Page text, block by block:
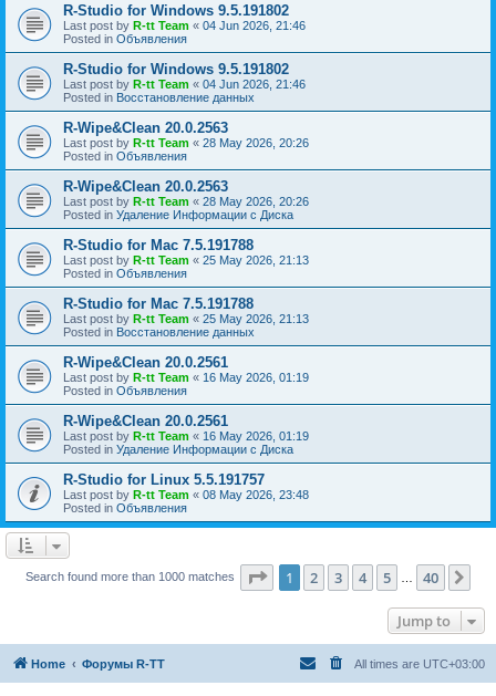
R-Studio for Windows 9.5.191802
Last post by R-tt Team « 04 Jun 2026, 21:46
Posted in Объявления
R-Studio for Windows 9.5.191802
Last post by R-tt Team « 04 Jun 2026, 21:46
Posted in Восстановление данных
R-Wipe&Clean 20.0.2563
Last post by R-tt Team « 28 May 2026, 20:26
Posted in Объявления
R-Wipe&Clean 20.0.2563
Last post by R-tt Team « 28 May 2026, 20:26
Posted in Удаление Информации с Диска
R-Studio for Mac 7.5.191788
Last post by R-tt Team « 25 May 2026, 21:13
Posted in Объявления
R-Studio for Mac 7.5.191788
Last post by R-tt Team « 25 May 2026, 21:13
Posted in Восстановление данных
R-Wipe&Clean 20.0.2561
Last post by R-tt Team « 16 May 2026, 01:19
Posted in Объявления
R-Wipe&Clean 20.0.2561
Last post by R-tt Team « 16 May 2026, 01:19
Posted in Удаление Информации с Диска
R-Studio for Linux 5.5.191757
Last post by R-tt Team « 08 May 2026, 23:48
Posted in Объявления
Search found more than 1000 matches Page 1of 40
1 2 3 4 5 40
Jump to
Home Форумы R-TT All times are UTC+03:00